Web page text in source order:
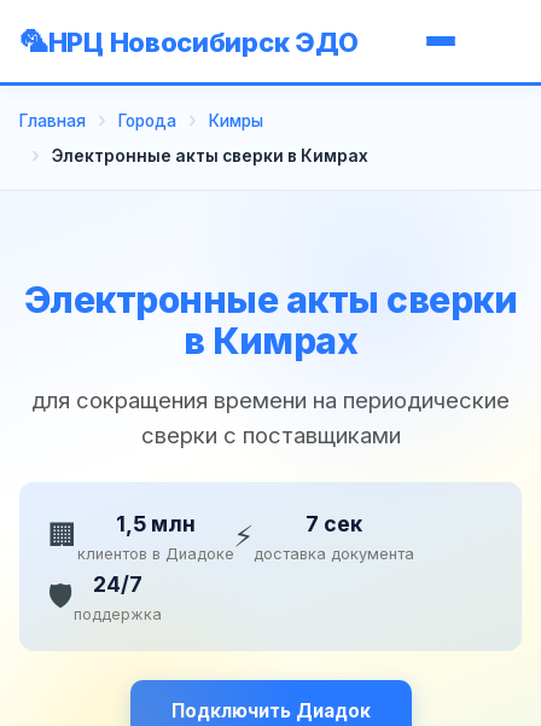
НРЦ Новосибирск ЭДО
Главная Города
Кимры
Электронные акты сверки в Кимрах
Электронные акты сверки
в Кимрах
для сокращения времени на периодические
сверки с поставщиками
🏢 1,5 млн
клиентов в Диадоке⚡ 7 сек
доставка документа
🛡️ 24/7
поддержка
Подключить Диадок